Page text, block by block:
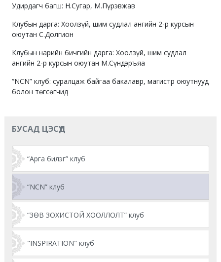
Удирдагч багш: Н.Cугар, М.Пүрэвжав
Клубын дарга: Хоолзүй, шим судлал ангийн 2-р курсын
оюутан С.Долгион
Клубын нарийн бичгийн дарга: Хоолзүй, шим судлал
ангийн 2-р курсын оюутан М.Сүндэръяа
“NCN” клуб: суралцаж байгаа бакалавр, магистр оюутнууд
болон төгсөгчид
БУСАД ЦЭСҮҮД
“Арга билэг” клуб
“NCN” клуб
“ЗӨВ ЗОХИСТОЙ ХООЛЛОЛТ” клуб
"INSPIRATION" клуб